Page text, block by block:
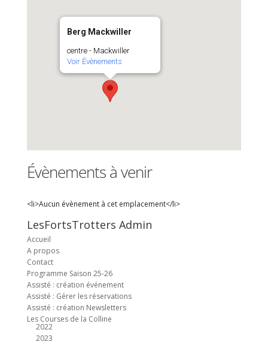
Berg Mackwiller
centre - Mackwiller
Voir Évènements
Évènements à venir
<li>Aucun évènement à cet emplacement</li>
LesFortsTrotters Admin
Accueil
A propos
Contact
Programme Saison 25-26
Assisté : création événement
Assisté : Gérer les réservations
Assisté : création Newsletters
Les Courses de la Colline
2022
2023